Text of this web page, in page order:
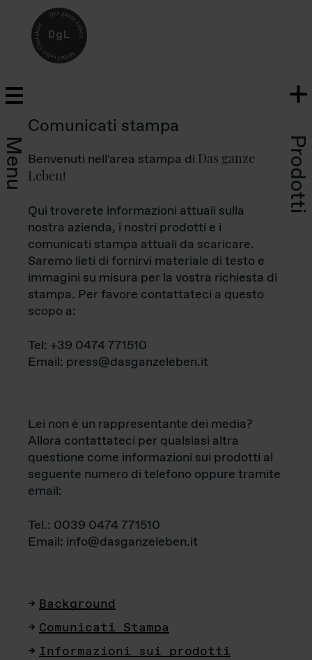
Menu Prodotti
Comunicati stampa
Benvenuti nell'area stampa di Das ganze
Leben!
Qui troverete informazioni attuali sulla
nostra azienda, i nostri prodotti e i
comunicati stampa attuali da scaricare.
Saremo lieti di fornirvi materiale di testo e
immagini su misura per la vostra richiesta di
stampa. Per favore contattateci a questo
scopo a:
Tel: +39 0474 771510
Email: press@dasganzeleben.it
Lei non è un rappresentante dei media?
Allora contattateci per qualsiasi altra
questione come informazioni sui prodotti al
seguente numero di telefono oppure tramite
email:
Tel.: 0039 0474 771510
Email: info@dasganzeleben.it
Background
Comunicati Stampa
Informazioni sui prodotti